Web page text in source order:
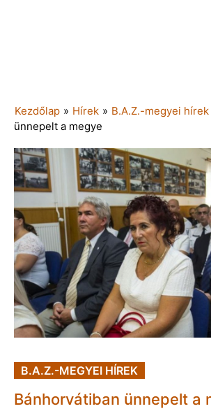
Kezdőlap » Hírek » B.A.Z.-megyei hírek
ünnepelt a megye
B.A.Z.-MEGYEI HÍREK
Bánhorvátiban ünnepelt a